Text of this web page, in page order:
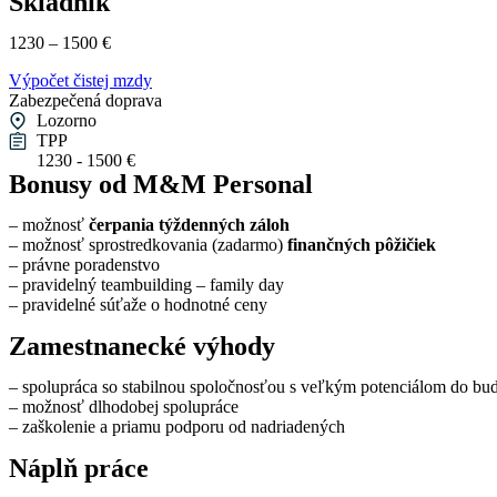
1230 – 1500 €
Výpočet čistej mzdy
Zabezpečená doprava
Lozorno
TPP
1230 - 1500 €
Bonusy od M&M Personal
– možnosť čerpania týždenných záloh
– možnosť sprostredkovania (zadarmo) finančných pôžičiek
– právne poradenstvo
– pravidelný teambuilding – family day
– pravidelné súťaže o hodnotné ceny
Zamestnanecké výhody
– spolupráca so stabilnou spoločnosťou s veľkým potenciálom do
– možnosť dlhodobej spolupráce
– zaškolenie a priamu podporu od nadriadených
Náplň práce